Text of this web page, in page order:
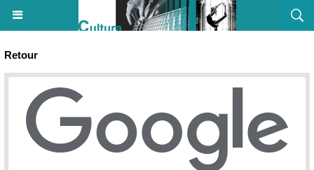
Retour
Atelier "Planétarium" - Casa di e Scenze - Bastia